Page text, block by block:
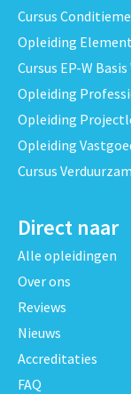
Cursus
Opleiding
Cursus EP-W
Opleiding
Opleiding
Opleiding
Cursus
Direct naar
Alle opleidingen
Over ons
Reviews
Nieuws
Accreditaties
FAQ